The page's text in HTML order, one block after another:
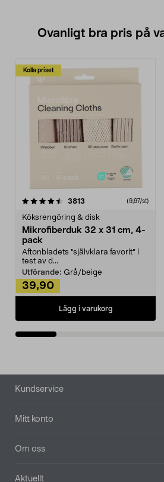
Ovanligt bra pris på
Kolla priset
3813 (9,97/st)
Köksrengöring & disk
Mikrofiberduk 32 x 31 cm, 4-
pack
Aftonbladets "självklara favorit” i
test av d...
Utförande: Grå/beige
39,90
Lägg i varukorg
4.0av 5 stjärnor
Sidfot
Kundservice
Mitt konto
Om oss
Aktuellt